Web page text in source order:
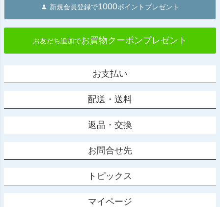
新規会員登録で1000ポイントプレゼント
お友だち追加でお買物クーポンプレゼント
お支払い
配送・送料
返品・交換
お問合せ先
トピックス
マイページ